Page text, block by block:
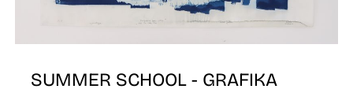
SUMMER SCHOOL - GRAFIKA